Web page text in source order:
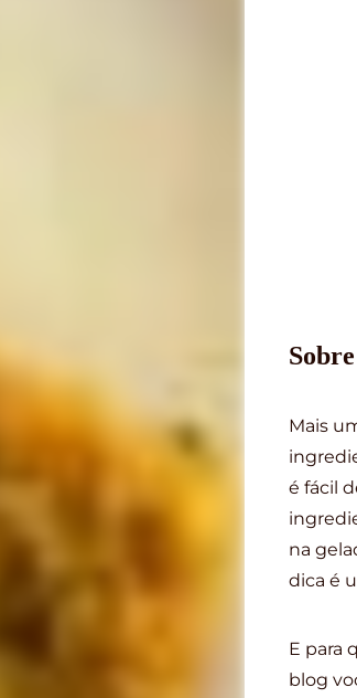
Mais
é fácil
na
dica é
E para
blog